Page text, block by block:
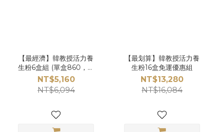
【最經濟】韓教授活力養
生粉6盒組 (單盒860，免
運)
NT$5,160
NT$6,094
【最划算】韓教授活力養
生粉16盒免運優惠組
NT$13,280
NT$16,084